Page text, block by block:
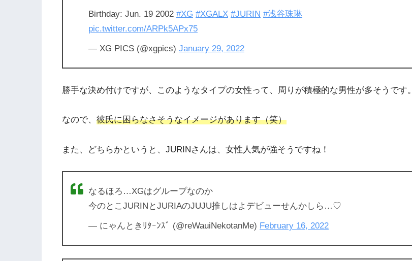
Birthday: Jun. 19 2002 #XG #XGALX #JURIN #浅谷珠琳
pic.twitter.com/ARPk5APx75
— XG PICS (@xgpics) January 29, 2022
勝手な決め付けですが、このようなタイプの女性って、周りが積極的な男性が多そうです。
なので、 彼氏に困らなさそうなイメージがあります（笑）
また、どちらかというと、JURINさんは、女性人気が強そうですね！
なるほろ…XGはグループなのか
今のとこJURINとJURIAのJUJU推し‍️はよデビューせんかしら…♡
— にゃんときﾘﾀｰﾝｽﾞ (@reWauiNekotanMe) February 16, 2022